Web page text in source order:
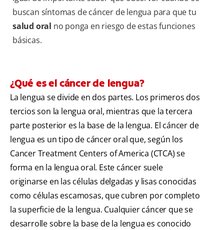
buscan síntomas de cáncer de lengua para que tu
salud oral no ponga en riesgo de estas funciones
básicas.
¿Qué es el cáncer de lengua?
La lengua se divide en dos partes. Los primeros dos
tercios son la lengua oral, mientras que la tercera
parte posterior es la base de la lengua. El cáncer de
lengua es un tipo de cáncer oral que, según los
Cancer Treatment Centers of America (CTCA) se
forma en la lengua oral. Este cáncer suele
originarse en las células delgadas y lisas conocidas
como células escamosas, que cubren por completo
la superficie de la lengua. Cualquier cáncer que se
desarrolle sobre la base de la lengua es conocido